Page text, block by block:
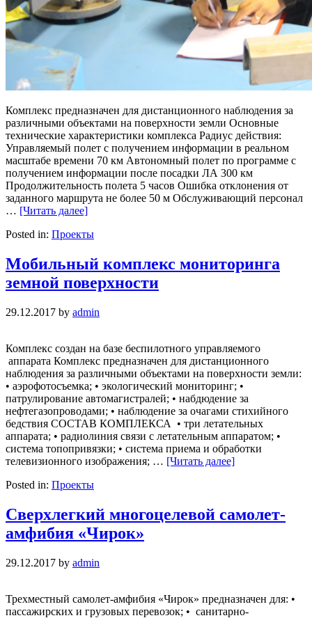
Комплекс предназначен для дистанционного наблюдения за
различными объектами на поверхности земли Основные
технические характеристики комплекса Радиус действия:
Управляемый полет с получением информации в реальном
масштабе времени 70 км Автономный полет по программе с
получением информации после посадки ЛА 300 км
Продолжительность полета 5 часов Ошибка отклонения от
заданного маршрута не более 50 м Обслуживающий персонал
… [Читать далее]
Posted in: Проекты
Мобильный комплекс мониторинга
земной поверхности
29.12.2017 by admin
Комплекс создан на базе беспилотного управляемого
аппарата Комплекс предназначен для дистанционного
наблюдения за различными объектами на поверхности земли:
• аэрофотосъемка; • экологический мониторинг; •
патрулирование автомагистралей; • набдюдение за
нефтегазопроводами; • наблюдение за очагами стихийного
бедствия СОСТАВ КОМПЛЕКСА • три летательных
аппарата; • радиолиния связи с летательным аппаратом; •
система топопривязки; • система приема и обработки
телевизионного изображения; … [Читать далее]
Posted in: Проекты
Сверхлегкий многоцелевой самолет-
амфибия «Чирок»
29.12.2017 by admin
Трехместный самолет-амфибия «Чирок» предназначен для: •
пассажирских и грузовых перевозок; • санитарно-